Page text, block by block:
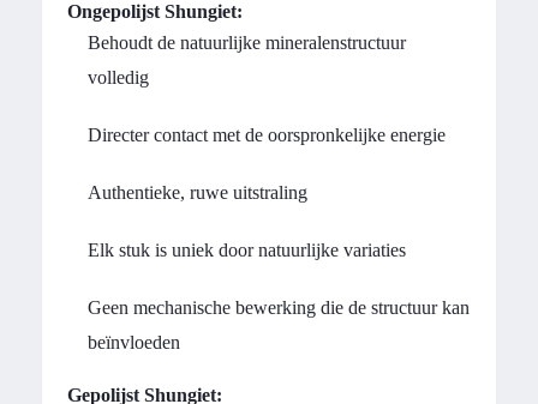
Ongepolijst Shungiet:
Behoudt de natuurlijke mineralenstructuur
volledig
Directer contact met de oorspronkelijke energie
Authentieke, ruwe uitstraling
Elk stuk is uniek door natuurlijke variaties
Geen mechanische bewerking die de structuur kan
beïnvloeden
Gepolijst Shungiet: